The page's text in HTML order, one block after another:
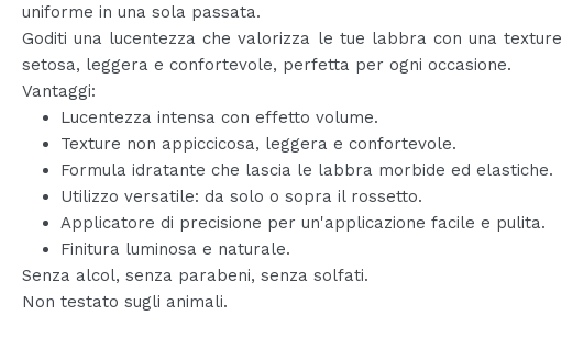
uniforme in una sola passata.
Goditi una lucentezza che valorizza le tue labbra con una texture
setosa, leggera e confortevole, perfetta per ogni occasione.
Vantaggi:
Lucentezza intensa con effetto volume.
Texture non appiccicosa, leggera e confortevole.
Formula idratante che lascia le labbra morbide ed elastiche.
Utilizzo versatile: da solo o sopra il rossetto.
Applicatore di precisione per un'applicazione facile e pulita.
Finitura luminosa e naturale.
Senza alcol, senza parabeni, senza solfati.
Non testato sugli animali.